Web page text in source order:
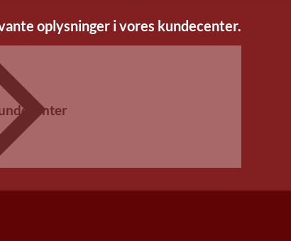
oplysninger i vores kundecenter.